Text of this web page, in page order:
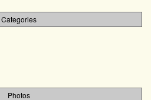
Categories
Photos